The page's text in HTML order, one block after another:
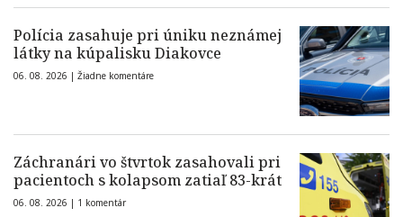
Polícia zasahuje pri úniku neznámej
látky na kúpalisku Diakovce
06. 08. 2026 | Žiadne komentáre
Záchranári vo štvrtok zasahovali pri
pacientoch s kolapsom zatiaľ 83-krát
06. 08. 2026 | 1 komentár